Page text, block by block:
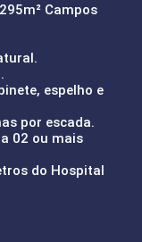
Campos
espelho e
por escada.
02 ou mais
do Hospital